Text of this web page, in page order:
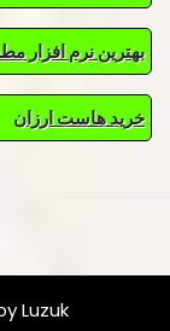
بهترین نرم افزار
خرید هاست ارزان
Luzuk